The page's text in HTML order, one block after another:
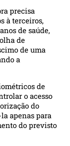
precisa
à terceiros,
de saúde,
de
de uma
a
de
o acesso
do
apenas para
do previsto